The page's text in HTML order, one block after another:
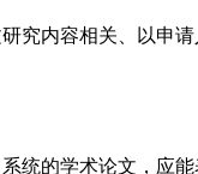
究内容相关、以申
统的学术论文，应